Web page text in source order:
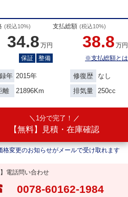
(税込10%)
34.8 万円
保証
整備
支払総額 (税込10%)
38.8 万円
※支払総額とは
年 2015年 修復歴
なし
離
21896Km 排気量 250cc
1分で完了！
【無料】見積・在庫確認
格変更のお知らせがメールで受け取れます
】電話問い合わせ
0078-60162-1984